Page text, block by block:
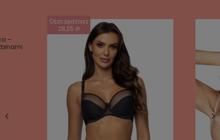
–
Oszczędzasz
28,25 zł